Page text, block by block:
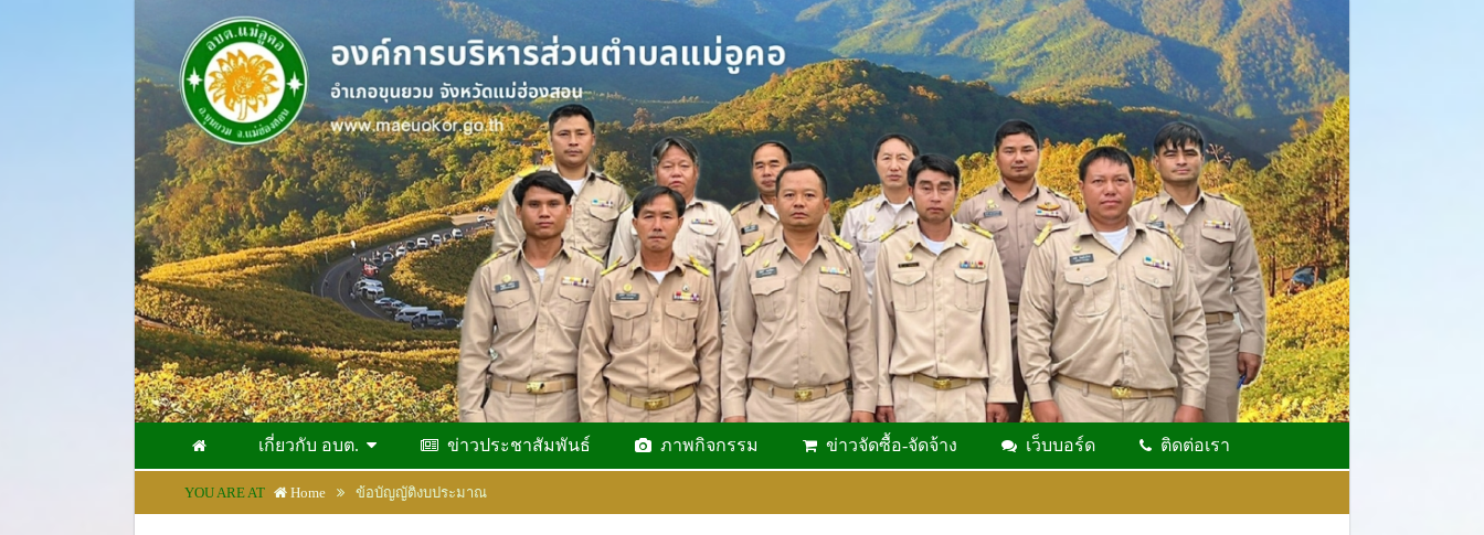
เกี่ยวกับ อบต. ข่าวประชาสัมพันธ์ ภาพกิจกรรม ข่าวจัดซื้อ-จัดจ้าง เว็บบอร์ด ติดต่อเรา
YOU ARE AT Home ข้อบัญญัติงบประมาณ